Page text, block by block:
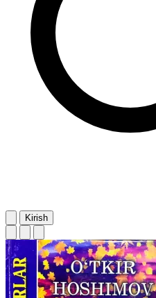
Kirish